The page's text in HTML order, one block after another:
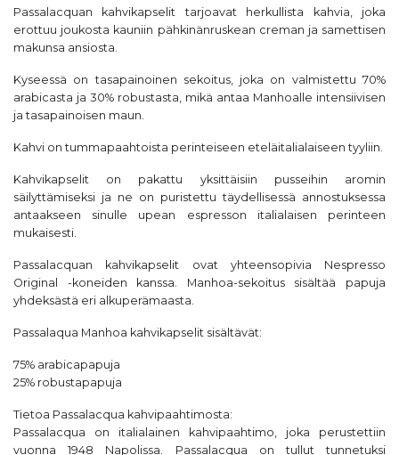
Passalacquan kahvikapselit tarjoavat herkullista kahvia, joka
erottuu joukosta kauniin pähkinänruskean creman ja samettisen
makunsa ansiosta.
Kyseessä on tasapainoinen sekoitus, joka on valmistettu 70%
arabicasta ja 30% robustasta, mikä antaa Manhoalle intensiivisen
ja tasapainoisen maun.
Kahvi on tummapaahtoista perinteiseen eteläitalialaiseen tyyliin.
Kahvikapselit on pakattu yksittäisiin pusseihin aromin
säilyttämiseksi ja ne on puristettu täydellisessä annostuksessa
antaakseen sinulle upean espresson italialaisen perinteen
mukaisesti.
Passalacquan kahvikapselit ovat yhteensopivia Nespresso
Original -koneiden kanssa. Manhoa-sekoitus sisältää papuja
yhdeksästä eri alkuperämaasta.
Passalaqua Manhoa kahvikapselit sisältävät:
75% arabicapapuja
25% robustapapuja
Tietoa Passalacqua kahvipaahtimosta:
Passalacqua on italialainen kahvipaahtimo, joka perustettiin
vuonna 1948 Napolissa. Passalacqua on tullut tunnetuksi